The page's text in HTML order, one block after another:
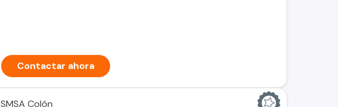
Contactar ahora
SMSA Colón